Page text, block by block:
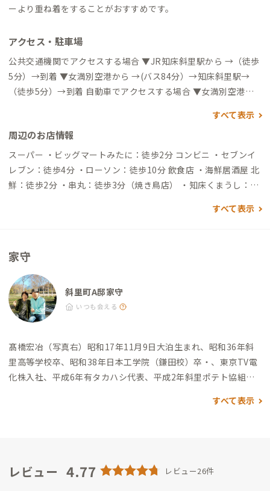
ーより重ね着をすることがおすすめです。
アクセス・駐車場
公共交通機関でアクセスする場合 ▼JR知床斜里駅から →（徒歩
5分）→到着 ▼女満別空港から →(バス84分）→知床斜里駅→
（徒歩5分）→到着 自動車でアクセスする場合 ▼女満別空港か
リックスレンタカーをはじめ、各社ありますのでレンタカーを
検討される方は空港周辺で借りることをおすすめします
すべて表示
周辺のお店情報
スーパー ・ビッグマートみたに：徒歩2分 コンビニ ・セブンイ
レブン：徒歩4分 ・ローソン：徒歩10分 飲食店 ・海鮮居酒屋 北
鮮：徒歩2分 ・串丸：徒歩3分（焼き鳥店） ・知床くまうし：徒
5分（料理とワイン） ・しれとこ来々軒：徒歩7分（ラーメン）
インランドリーつちはし：徒歩10分 ・コインランドリーシドニ
すべて表示
家守
斜里町A邸家守
いつも会える
髙橋宏冶（写真右） 昭和17年11月9日大泊生まれ、昭和36年斜
里高等学校卒、昭和38年日本工学院（鎌田校）卒・ 、東京TV電
化株入社、平成6年有タカハシ代表、平成2年斜里ポテト協組、
髙橋和子（写
くり人の現役でいたく、小さな努力をかさねていきたいと思い
すべて表示
レビュー 4.77 レビュー26件